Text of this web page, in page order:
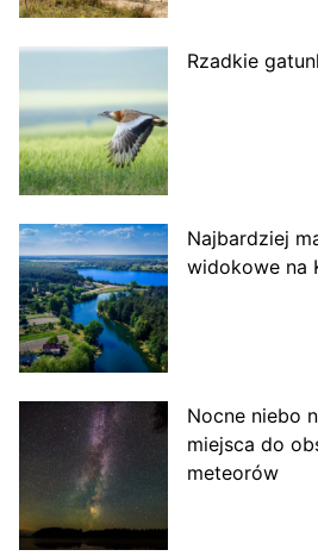
Rzadkie
Najbardziej
widokowe na
Nocne niebo
miejsca do
meteorów